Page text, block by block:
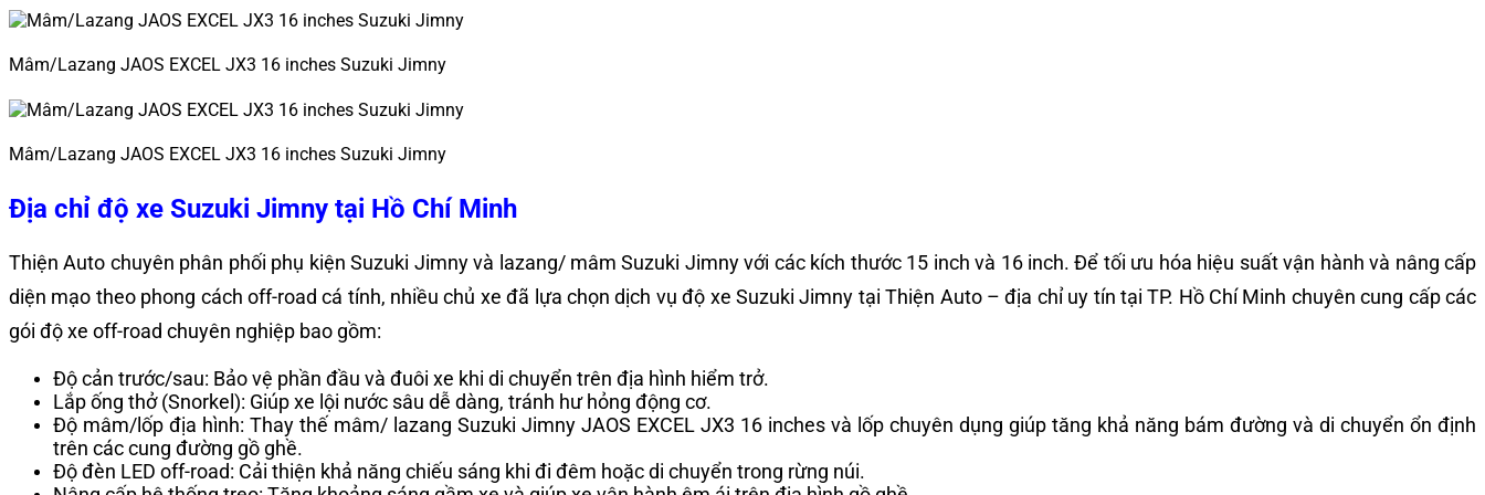
Mâm/Lazang JAOS EXCEL JX3 16 inches Suzuki Jimny
Mâm/Lazang JAOS EXCEL JX3 16 inches Suzuki Jimny
Địa chỉ độ xe Suzuki Jimny tại Hồ Chí Minh
Thiện Auto chuyên phân phối phụ kiện Suzuki Jimny và lazang/ mâm Suzuki Jimny với các kích thước 15 inch và 16 inch. Để tối ưu hóa hiệu suất vận hành và nâng cấp
diện mạo theo phong cách off-road cá tính, nhiều chủ xe đã lựa chọn dịch vụ độ xe Suzuki Jimny tại Thiện Auto – địa chỉ uy tín tại TP. Hồ Chí Minh chuyên cung cấp các
gói độ xe off-road chuyên nghiệp bao gồm:
Độ cản trước/sau: Bảo vệ phần đầu và đuôi xe khi di chuyển trên địa hình hiểm trở.
Lắp ống thở (Snorkel): Giúp xe lội nước sâu dễ dàng, tránh hư hỏng động cơ.
Độ mâm/lốp địa hình: Thay thế mâm/ lazang Suzuki Jimny JAOS EXCEL JX3 16 inches và lốp chuyên dụng giúp tăng khả năng bám đường và di chuyển ổn định
trên các cung đường gồ ghề.
Độ đèn LED off-road: Cải thiện khả năng chiếu sáng khi đi đêm hoặc di chuyển trong rừng núi.